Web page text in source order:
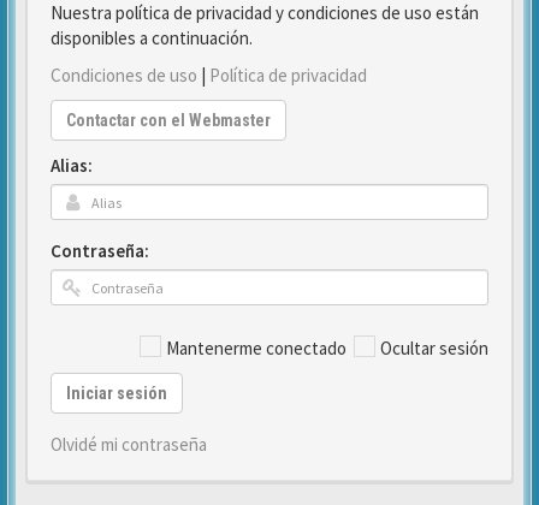
Nuestra política de privacidad y condiciones de uso están
disponibles a continuación.
Condiciones de uso | Política de privacidad
Contactar con el Webmaster
Alias:
Contraseña:
Mantenerme conectado Ocultar sesión
Iniciar sesión
Olvidé mi contraseña